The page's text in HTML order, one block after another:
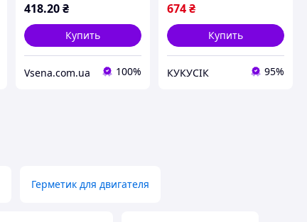
418.20 ₴
Купить
Vsena.com.ua 100%
674₴
Купить
КУКУСІК 95%
Герметик для двигателя